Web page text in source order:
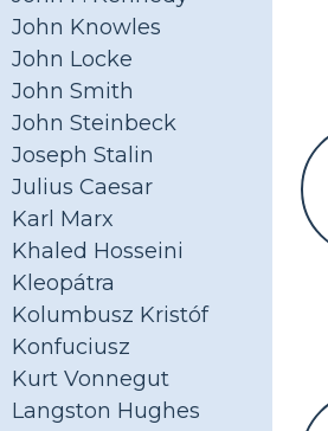
John Knowles
John Locke
John Smith
John Steinbeck
Joseph Stalin
Julius Caesar
Karl Marx
Khaled Hosseini
Kleopátra
Kolumbusz Kristóf
Konfuciusz
Kurt Vonnegut
Langston Hughes